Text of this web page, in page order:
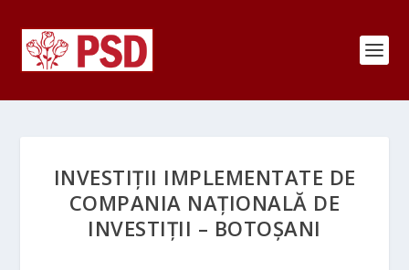
INVESTIȚII IMPLEMENTATE DE
COMPANIA NAȚIONALĂ DE
INVESTIȚII – BOTOȘANI